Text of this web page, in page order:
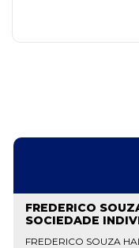
FREDERICO
SOCIEDADE
FREDERICO SOUZA